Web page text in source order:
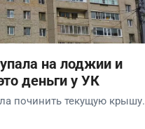
на лоджии и
деньги у УК
починить текущую крышу.